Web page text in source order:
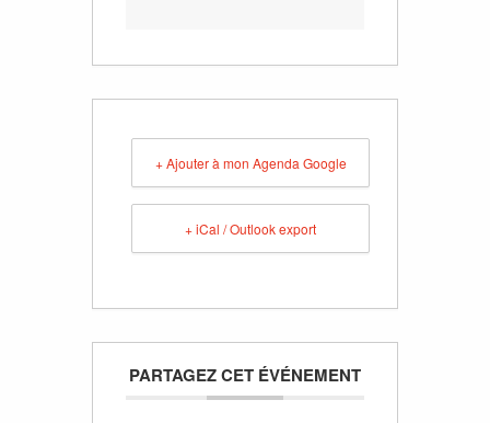
+ Ajouter à mon Agenda Google
+ iCal / Outlook export
PARTAGEZ CET ÉVÉNEMENT